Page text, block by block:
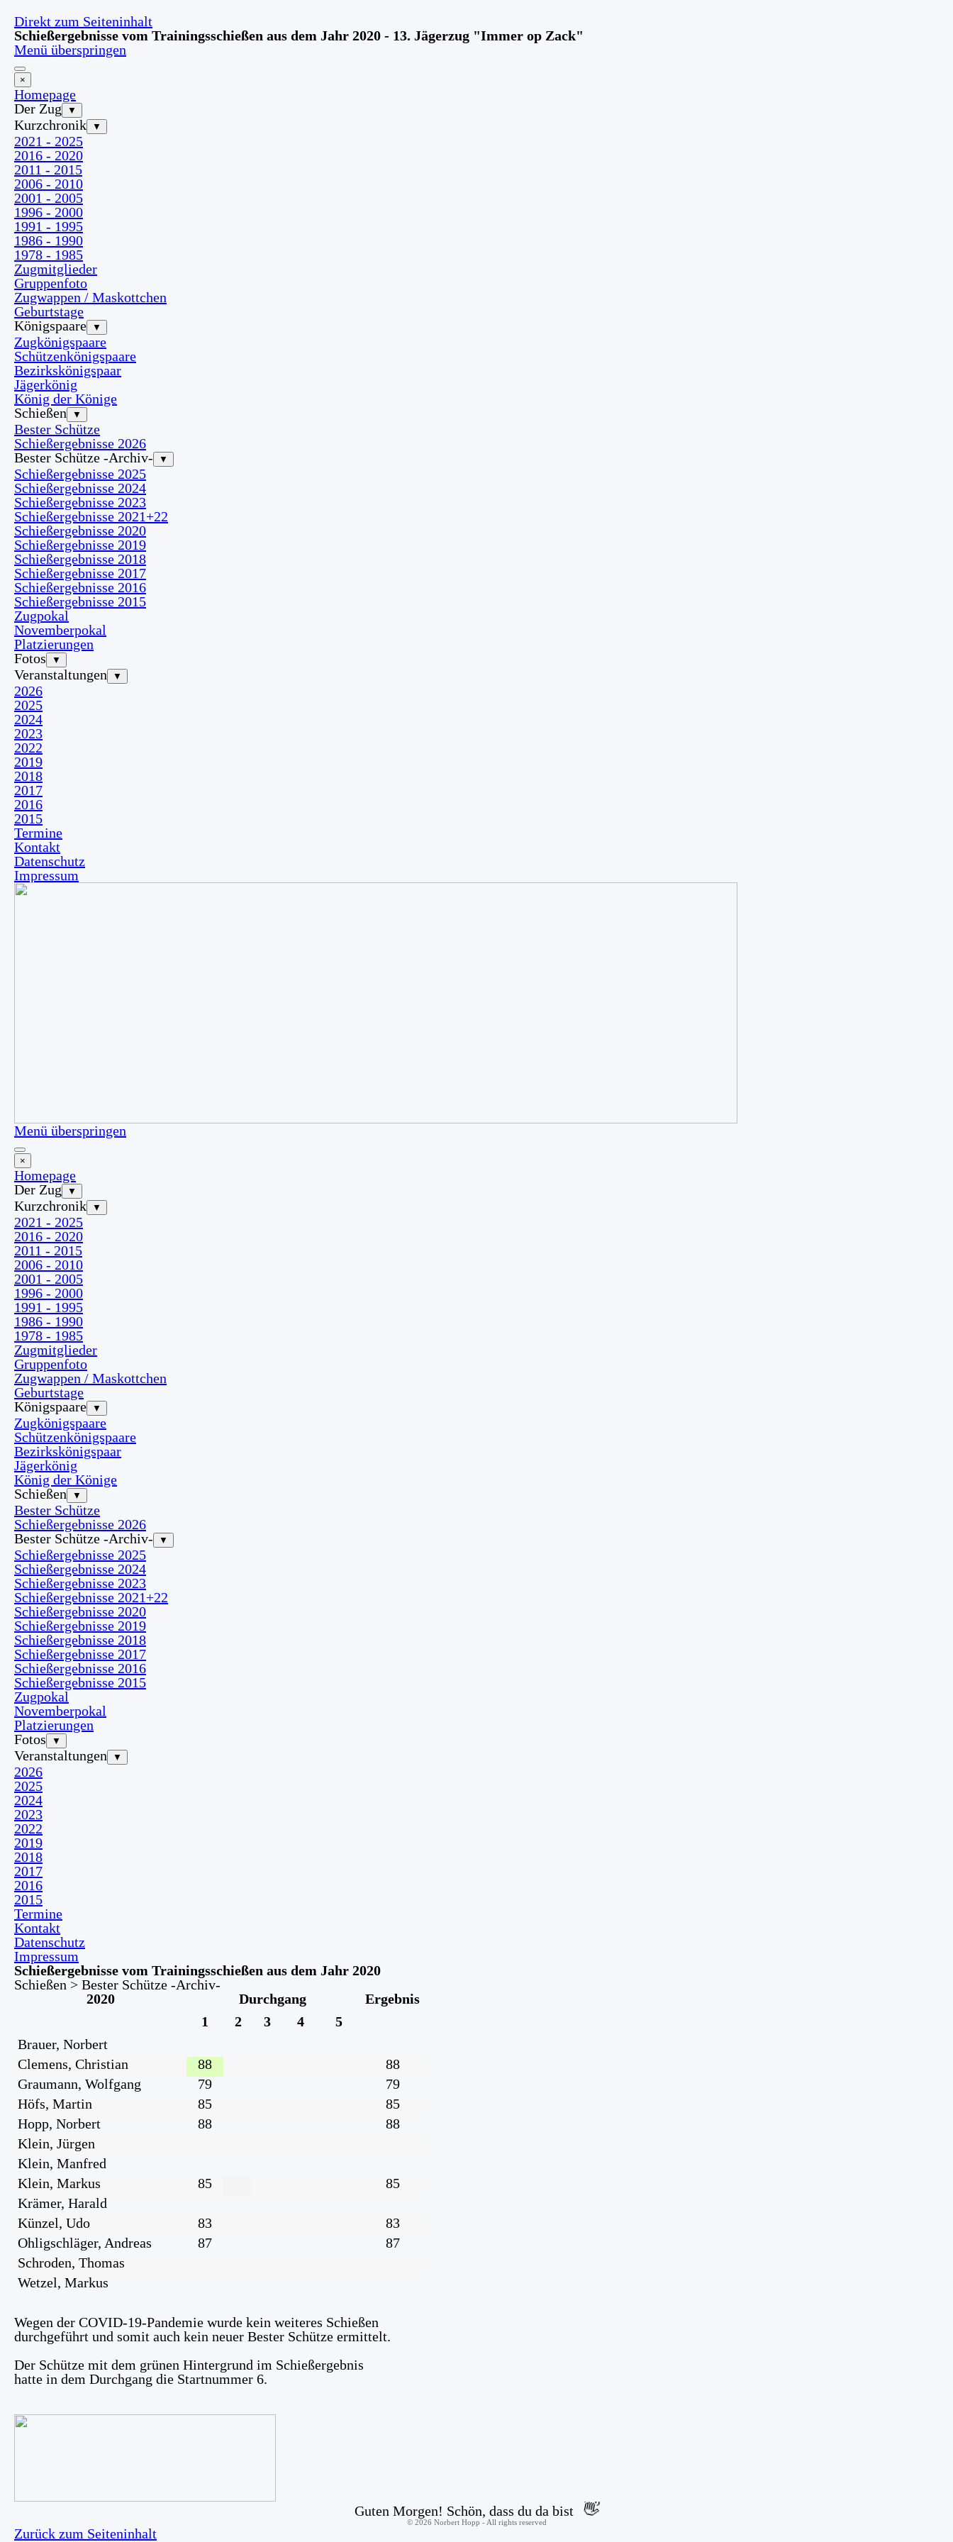
Direkt zum Seiteninhalt
Schießergebnisse vom Trainingsschießen aus dem Jahr 2020 - 13. Jägerzug "Immer op Zack"
Menü überspringen
×
Homepage
Der Zug
▼
Kurzchronik ▼
2021 - 2025
2016 - 2020
2011 - 2015
2006 - 2010
2001 - 2005
1996 - 2000
1991 - 1995
1986 - 1990
1978 - 1985
Zugmitglieder
Gruppenfoto
Zugwappen / Maskottchen
Geburtstage
Königspaare
▼
Zugkönigspaare
Schützenkönigspaare
Bezirkskönigspaar
Jägerkönig
König der Könige
Schießen
▼
Bester Schütze
Schießergebnisse 2026
Bester Schütze -Archiv-
▼
Schießergebnisse 2025
Schießergebnisse 2024
Schießergebnisse 2023
Schießergebnisse 2021+22
Schießergebnisse 2020
Schießergebnisse 2019
Schießergebnisse 2018
Schießergebnisse 2017
Schießergebnisse 2016
Schießergebnisse 2015
Zugpokal
Novemberpokal
Platzierungen
Fotos
▼
Veranstaltungen ▼
2026
2025
2024
2023
2022
2019
2018
2017
2016
2015
Termine
Kontakt
Datenschutz
Impressum
Menü überspringen
×
Homepage
Der Zug
▼
Kurzchronik ▼
2021 - 2025
2016 - 2020
2011 - 2015
2006 - 2010
2001 - 2005
1996 - 2000
1991 - 1995
1986 - 1990
1978 - 1985
Zugmitglieder
Gruppenfoto
Zugwappen / Maskottchen
Geburtstage
Königspaare
▼
Zugkönigspaare
Schützenkönigspaare
Bezirkskönigspaar
Jägerkönig
König der Könige
Schießen
▼
Bester Schütze
Schießergebnisse 2026
Bester Schütze -Archiv-
▼
Schießergebnisse 2025
Schießergebnisse 2024
Schießergebnisse 2023
Schießergebnisse 2021+22
Schießergebnisse 2020
Schießergebnisse 2019
Schießergebnisse 2018
Schießergebnisse 2017
Schießergebnisse 2016
Schießergebnisse 2015
Zugpokal
Novemberpokal
Platzierungen
Fotos
▼
Veranstaltungen ▼
2026
2025
2024
2023
2022
2019
2018
2017
2016
2015
Termine
Kontakt
Datenschutz
Impressum
Schießergebnisse vom Trainingsschießen aus dem Jahr 2020
Schießen > Bester Schütze -Archiv-
2020
Durchgang
Ergebnis
1
2 3 4
5
Brauer, Norbert
Clemens, Christian
88
88
Graumann, Wolfgang
79
79
Höfs, Martin
85
85
Hopp, Norbert
88
88
Klein, Jürgen
Klein, Manfred
Klein, Markus
85
85
Krämer, Harald
Künzel, Udo
83
83
Ohligschläger, Andreas
87
87
Schroden, Thomas
Wetzel, Markus
Wegen der COVID-19-Pandemie wurde kein weiteres Schießen
durchgeführt und somit auch kein neuer Bester Schütze ermittelt.
Der Schütze mit dem grünen Hintergrund im Schießergebnis
hatte in dem Durchgang die Startnummer 6.
Guten Morgen! Schön, dass du da bist 👋
© 2026 Norbert Hopp - All rights reserved
Zurück zum Seiteninhalt